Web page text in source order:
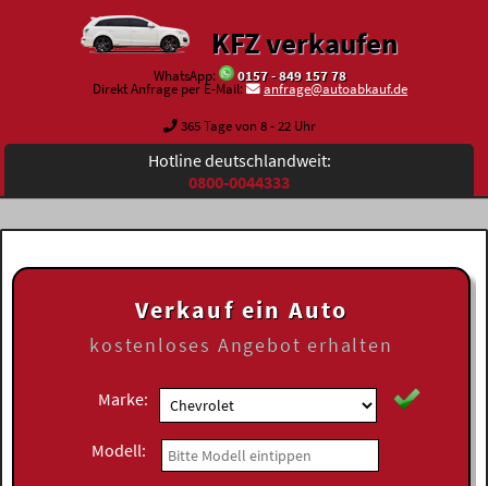
KFZ verkaufen
WhatsApp:
0157 - 849 157 78
Direkt Anfrage per E-Mail:
anfrage@autoabkauf.de
365 Tage von 8 - 22 Uhr
Hotline deutschlandweit:
0800-0044333
Verkauf ein Auto
kostenloses Angebot erhalten
Marke:
Modell: